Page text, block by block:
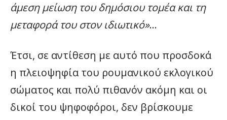
άμεση μείωση του δημόσιου τομέα και τη
μεταφορά του στον ιδιωτικό»…
Έτσι, σε αντίθεση με αυτό που προσδοκά
η πλειοψηφία του ρουμανικού εκλογικού
σώματος και πολύ πιθανόν ακόμη και οι
δικοί του ψηφοφόροι, δεν βρίσκουμε